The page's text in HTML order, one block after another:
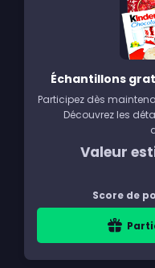
Échantillons
Participez dès
Découvrez les
Valeur
Score de